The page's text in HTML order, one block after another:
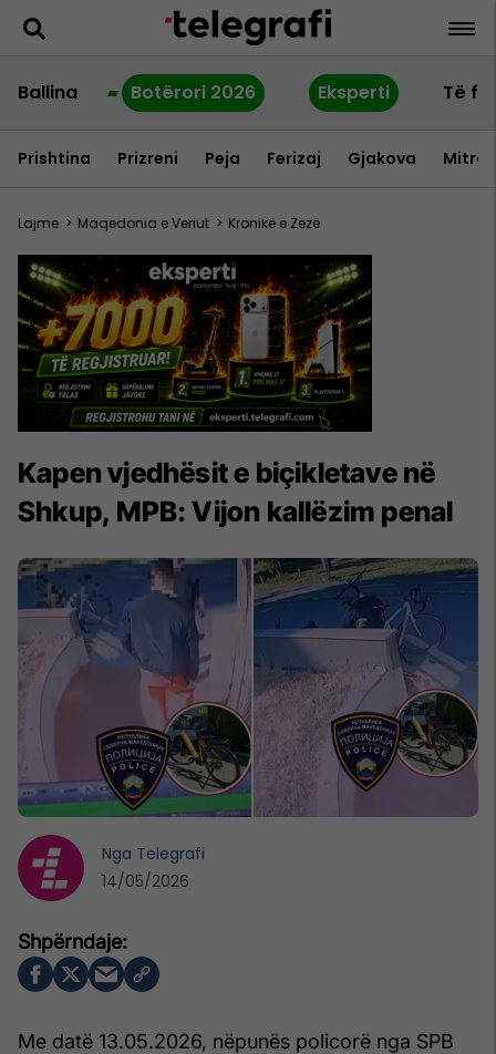
Ballina Botërori 2026 Eksperti Të
Prishtina Prizreni Peja Ferizaj Gjakova
Lajme > Maqedonia e Veriut > Kronikë e Zezë
Kapen vjedhësit e biçikletave në
Shkup, MPB: Vijon kallëzim penal
Me datë 13.05.2026, nëpunës policorë nga SPB
Nga Telegrafi
14/05/2026